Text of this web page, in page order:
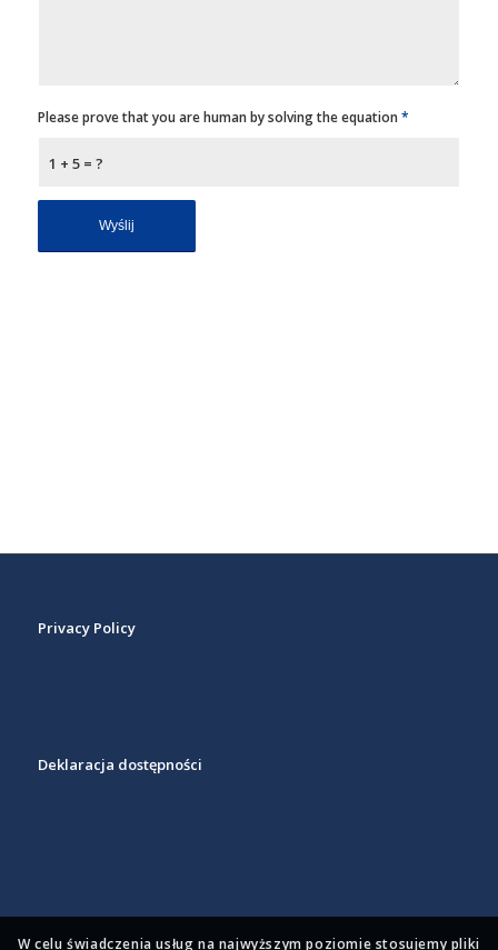
1 + 5 = ?
Please prove that you are human by solving the equation *
Privacy Policy
Deklaracja dostępności
W celu świadczenia usług na najwyższym poziomie stosujemy pliki